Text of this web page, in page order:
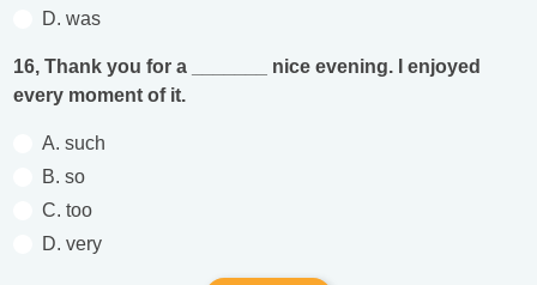
D. was
16, Thank you for a _______ nice evening. I enjoyed
every moment of it.
A. such
B. so
C. too
D. very